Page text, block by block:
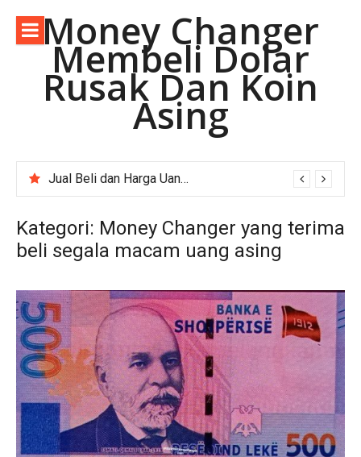
konten Money Changer
Membeli Dolar
Rusak Dan Koin
Asing
Jual Beli dan Harga Uang Asing Rupee Pakistan di Depok Jawa Barat.
Kategori: Money Changer yang terima
beli segala macam uang asing